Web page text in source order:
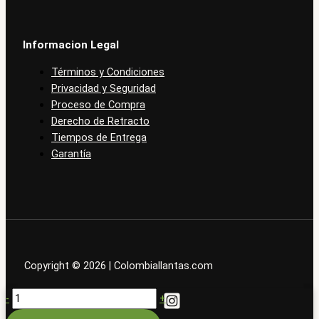
Informacion Legal
Términos y Condiciones
Privacidad y Seguridad
Proceso de Compra
Derecho de Retracto
Tiempos de Entrega
Garantía
Copyright © 2026 | Colombiallantas.com
- Sailun
225/75R15C
+